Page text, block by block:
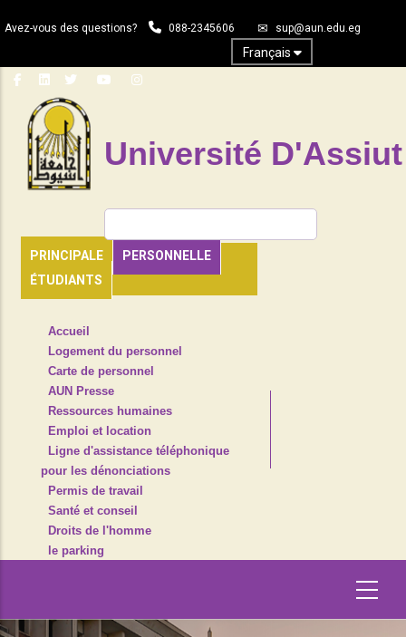
au
principal
Avez-vous des questions? 088-2345606 sup@aun.edu.eg
Français
Université D'Assiut
PRINCIPALE
PERSONNELLE
ÉTUDIANTS
HEADER
NAVIGATION
Accueil
Logement du personnel
Carte de personnel
AUN Presse
Ressources humaines
Emploi et location
Ligne d'assistance téléphonique
pour les dénonciations
Permis de travail
Santé et conseil
Droits de l'homme
le parking